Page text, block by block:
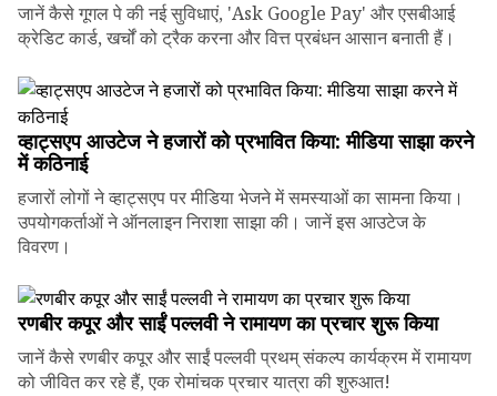
जानें कैसे गूगल पे की नई सुविधाएं, 'Ask Google Pay' और एसबीआई
क्रेडिट कार्ड, खर्चों को ट्रैक करना और वित्त प्रबंधन आसान बनाती हैं।
व्हाट्सएप आउटेज ने हजारों को प्रभावित किया: मीडिया साझा करने
में कठिनाई
हजारों लोगों ने व्हाट्सएप पर मीडिया भेजने में समस्याओं का सामना किया।
उपयोगकर्ताओं ने ऑनलाइन निराशा साझा की। जानें इस आउटेज के
विवरण।
रणबीर कपूर और साईं पल्लवी ने रामायण का प्रचार शुरू किया
जानें कैसे रणबीर कपूर और साईं पल्लवी प्रथम् संकल्प कार्यक्रम में रामायण
को जीवित कर रहे हैं, एक रोमांचक प्रचार यात्रा की शुरुआत!